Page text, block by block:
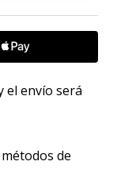
el envío será
de